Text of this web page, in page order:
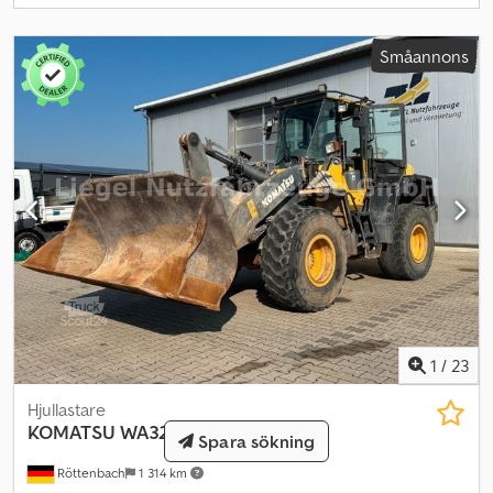
Småannons
1 / 23
Röttenbach 1 314 km
Hjullastare
KOMATSU WA320 Spara sökning